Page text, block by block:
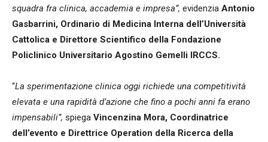
squadra fra clinica, accademia e impresa”, evidenzia Antonio
Gasbarrini, Ordinario di Medicina Interna dell’Università
Cattolica e Direttore Scientifico della Fondazione
Policlinico Universitario Agostino Gemelli IRCCS.
“La sperimentazione clinica oggi richiede una competitività
elevata e una rapidità d’azione che fino a pochi anni fa erano
impensabili”, spiega Vincenzina Mora, Coordinatrice
dell’evento e Direttrice Operation della Ricerca della